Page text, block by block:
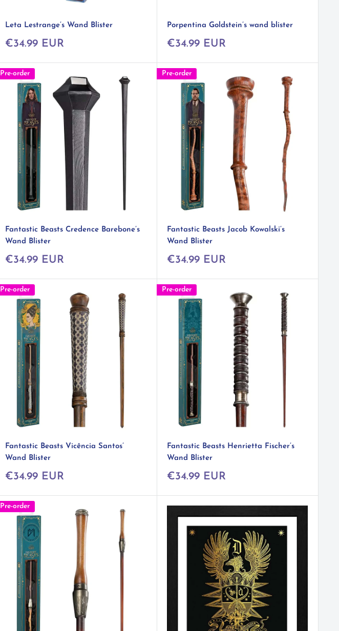
Leta Lestrange’s Wand Blister
Prix
€34.99 EUR
Porpentina Goldstein’s wand blister
Prix
€34.99 EUR
Pre-order
Fantastic Beasts Credence Barebone’s
Wand Blister
Prix
€34.99 EUR
Pre-order
Fantastic Beasts Jacob Kowalski’s
Wand Blister
Prix
€34.99 EUR
Pre-order
Fantastic Beasts Vicência Santos’
Wand Blister
Prix
€34.99 EUR
Pre-order
Fantastic Beasts Henrietta Fischer’s
Wand Blister
Prix
€34.99 EUR
Pre-order